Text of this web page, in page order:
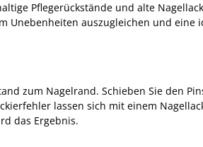
Pflegerückstände und alte
Unebenheiten auszugleichen und eine
zum Nagelrand. Schieben Sie den
lassen sich mit einem
das Ergebnis.